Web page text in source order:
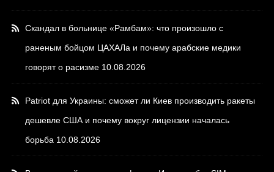
Скандал в больнице «Рамбам»: что произошло с
раненым бойцом ЦАХАЛа и почему арабские медики
говорят о расизме 10.08.2026
Patriot для Украины: сможет ли Киев производить ракеты
дешевле США и почему вокруг лицензии началась
борьба 10.08.2026